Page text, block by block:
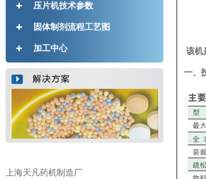
压片机技术参数
固体制剂流程工艺图
加工中心
上海天凡药机制造厂
该机
一、